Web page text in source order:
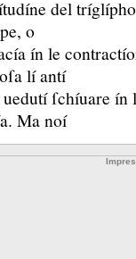
del
o
ín le
lí antí
ſchíuare
Ma noí